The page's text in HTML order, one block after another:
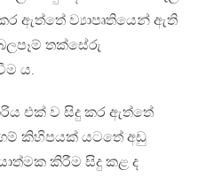
ඇත්තේ ව්‍යාපෘතියෙන් ඇති
තක්සේරු
ය.
එක් ව සිදු කර ඇත්තේ
කිහිපයක් යටතේ අඩු
කිරීම සිදු කළ ද